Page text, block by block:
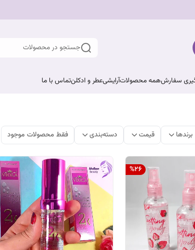
جستجو در محصولات
سفارشهمه محصولاتآرایشیعطر و ادکلنتماس با ما
برندها قیمت دسته‌بندی فقط محصولات موجود
%26